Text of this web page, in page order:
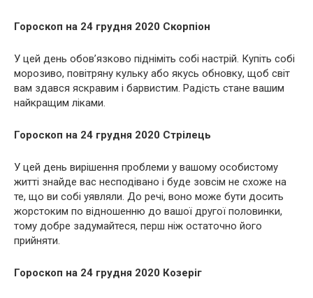
Гороскоп на 24 грудня 2020 Скорпіон
У цей день обов’язково підніміть собі настрій. Купіть собі
морозиво, повітряну кульку або якусь обновку, щоб світ
вам здався яскравим і барвистим. Радість стане вашим
найкращим ліками.
Гороскоп на 24 грудня 2020 Стрілець
У цей день вирішення проблеми у вашому особистому
житті знайде вас несподівано і буде зовсім не схоже на
те, що ви собі уявляли. До речі, воно може бути досить
жорстоким по відношенню до вашої другої половинки,
тому добре задумайтеся, перш ніж остаточно його
прийняти.
Гороскоп на 24 грудня 2020 Козеріг